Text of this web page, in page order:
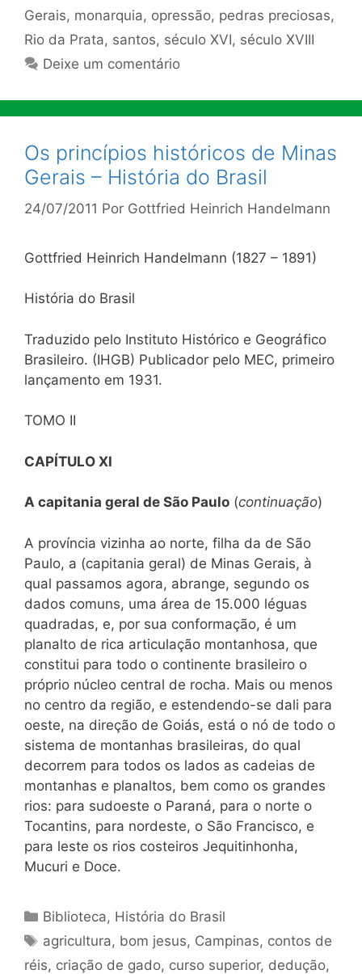
Gerais, monarquia, opressão, pedras preciosas,
Rio da Prata, santos, século XVI, século XVIII
Deixe um comentário
Os princípios históricos de Minas
Gerais – História do Brasil
24/07/2011 Por Gottfried Heinrich Handelmann
Gottfried Heinrich Handelmann (1827 – 1891)
História do Brasil
Traduzido pelo Instituto Histórico e Geográfico
Brasileiro. (IHGB) Publicador pelo MEC, primeiro
lançamento em 1931.
TOMO II
CAPÍTULO XI
A capitania geral de São Paulo (continuação)
A província vizinha ao norte, filha da de São
Paulo, a (capitania geral) de Minas Gerais, à
qual passamos agora, abrange, segundo os
dados comuns, uma área de 15.000 léguas
quadradas, e, por sua conformação, é um
planalto de rica articulação montanhosa, que
constitui para todo o continente brasileiro o
próprio núcleo central de rocha. Mais ou menos
no centro da região, e estendendo-se dali para
oeste, na direção de Goiás, está o nó de todo o
sistema de montanhas brasileiras, do qual
decorrem para todos os lados as cadeias de
montanhas e planaltos, bem como os grandes
rios: para sudoeste o Paraná, para o norte o
Tocantins, para nordeste, o São Francisco, e
para leste os rios costeiros Jequitinhonha,
Mucuri e Doce.
Categorias
Biblioteca, História do Brasil
Tags
agricultura, bom jesus, Campinas, contos de
réis, criação de gado, curso superior, dedução,